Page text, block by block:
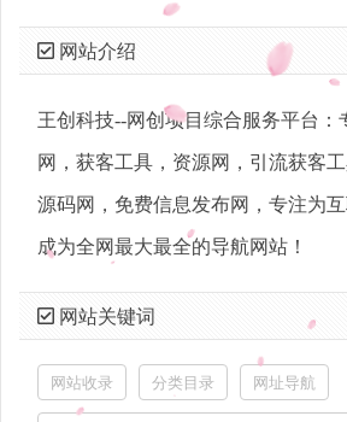
网站介绍
王创科技--网创项目综合服务平台：
网，获客工具，资源网，引流获客
源码网，免费信息发布网，专注为互
成为全网最大最全的导航网站！
网站关键词
网站收录 分类目录 网址导航